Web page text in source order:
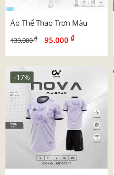
Áo Thể Thao Trơn Màu
130.000₫ 95.000 ₫
-17%